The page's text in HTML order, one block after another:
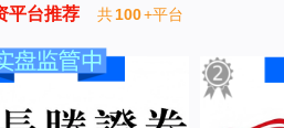
平台推荐 共100+平台